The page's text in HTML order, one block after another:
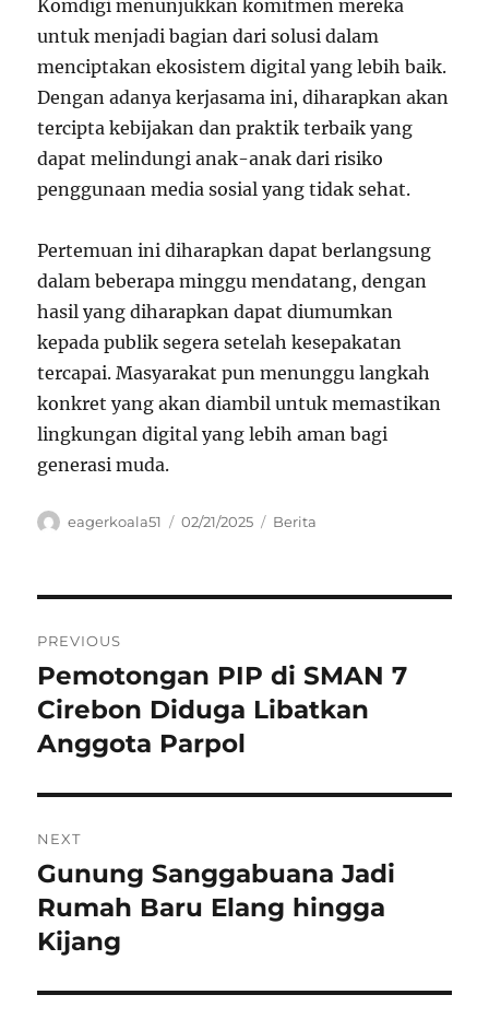
Komdigi menunjukkan komitmen mereka
untuk menjadi bagian dari solusi dalam
menciptakan ekosistem digital yang lebih baik.
Dengan adanya kerjasama ini, diharapkan akan
tercipta kebijakan dan praktik terbaik yang
dapat melindungi anak-anak dari risiko
penggunaan media sosial yang tidak sehat.
Pertemuan ini diharapkan dapat berlangsung
dalam beberapa minggu mendatang, dengan
hasil yang diharapkan dapat diumumkan
kepada publik segera setelah kesepakatan
tercapai. Masyarakat pun menunggu langkah
konkret yang akan diambil untuk memastikan
lingkungan digital yang lebih aman bagi
generasi muda.
Author
eagerkoala51
Posted
02/21/2025 Categories
Berita
pos
PREVIOUS
Previous
post:
Pemotongan PIP di SMAN 7
Cirebon Diduga Libatkan
Anggota Parpol
NEXT
Next
post:
Gunung Sanggabuana Jadi
Rumah Baru Elang hingga
Kijang